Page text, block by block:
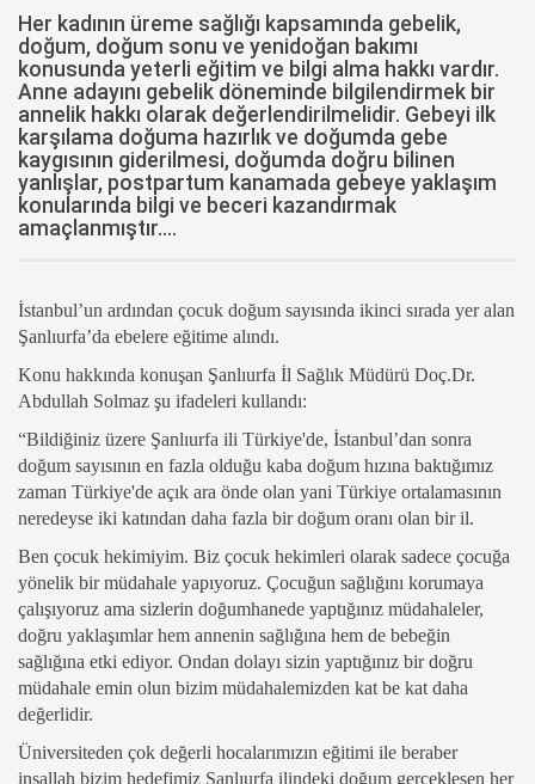
Her kadının üreme sağlığı kapsamında gebelik,
doğum, doğum sonu ve yenidoğan bakımı
konusunda yeterli eğitim ve bilgi alma hakkı vardır.
Anne adayını gebelik döneminde bilgilendirmek bir
annelik hakkı olarak değerlendirilmelidir. Gebeyi ilk
karşılama doğuma hazırlık ve doğumda gebe
kaygısının giderilmesi, doğumda doğru bilinen
yanlışlar, postpartum kanamada gebeye yaklaşım
konularında bilgi ve beceri kazandırmak
amaçlanmıştır....
İstanbul’un ardından çocuk doğum sayısında ikinci sırada yer alan
Şanlıurfa’da ebelere eğitime alındı.
Konu hakkında konuşan Şanlıurfa İl Sağlık Müdürü Doç.Dr.
Abdullah Solmaz şu ifadeleri kullandı:
“Bildiğiniz üzere Şanlıurfa ili Türkiye'de, İstanbul’dan sonra
doğum sayısının en fazla olduğu kaba doğum hızına baktığımız
zaman Türkiye'de açık ara önde olan yani Türkiye ortalamasının
neredeyse iki katından daha fazla bir doğum oranı olan bir il.
Ben çocuk hekimiyim. Biz çocuk hekimleri olarak sadece çocuğa
yönelik bir müdahale yapıyoruz. Çocuğun sağlığını korumaya
çalışıyoruz ama sizlerin doğumhanede yaptığınız müdahaleler,
doğru yaklaşımlar hem annenin sağlığına hem de bebeğin
sağlığına etki ediyor. Ondan dolayı sizin yaptığınız bir doğru
müdahale emin olun bizim müdahalemizden kat be kat daha
değerlidir.
Üniversiteden çok değerli hocalarımızın eğitimi ile beraber
inşallah bizim hedefimiz Şanlıurfa ilindeki doğum gerçekleşen her